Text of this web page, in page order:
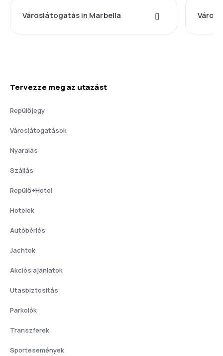
Városlátogatás in Marbella
Tervezze meg az utazást
Repülőjegy
Városlátogatások
Nyaralás
Szállás
Repülő+Hotel
Hotelek
Autóbérlés
Jachtok
Akciós ajánlatok
Utasbiztositás
Parkolók
Transzferek
Sportesemények